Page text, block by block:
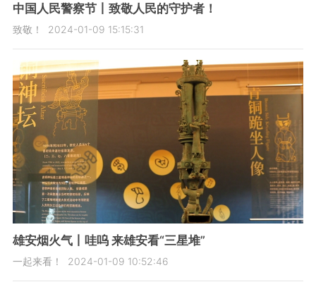
中国人民警察节丨致敬人民的守护者！
致敬！ 2024-01-09 15:15:31
雄安烟火气丨哇呜 来雄安看“三星堆”
一起来看！ 2024-01-09 10:52:46